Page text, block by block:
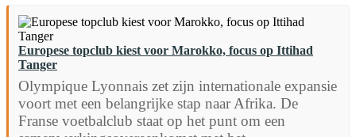
Europese topclub kiest voor Marokko, focus op Ittihad
Tanger
Olympique Lyonnais zet zijn internationale expansie
voort met een belangrijke stap naar Afrika. De
Franse voetbalclub staat op het punt om een